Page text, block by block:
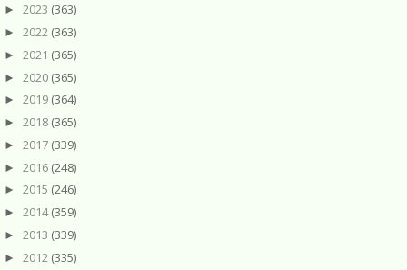
► 2023 (363)
► 2022 (363)
► 2021 (365)
► 2020 (365)
► 2019 (364)
► 2018 (365)
► 2017 (339)
► 2016 (248)
► 2015 (246)
► 2014(359)
► 2013 (339)
► 2012 (335)